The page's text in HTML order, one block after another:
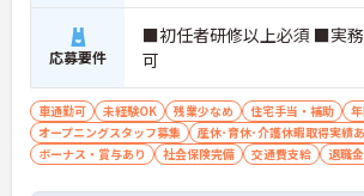
応募要件
■初任者研修以上必須 ■実
可
車通勤可 未経験OK 残業少なめ 住宅手当・補助
オープニングスタッフ募集
産休･育休･介護休暇取得実績
ボーナス・賞与あり
社会保険完備 交通費支給 退職